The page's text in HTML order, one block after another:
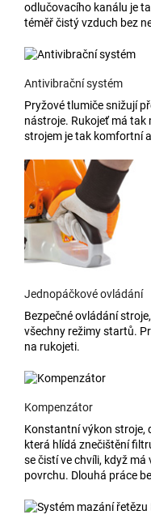
odlučovacího kanálu je
téměř čistý vzduch bez
Antivibrační systém
Pryžové tlumiče snižují
nástroje. Rukojeť má tak
strojem je tak komfortní
Jednopáčkové ovládání
Bezpečné ovládání
všechny režimy startů.
na rukojeti.
Kompenzátor
Konstantní výkon stroje,
která hlídá znečištění
se čistí ve chvíli, když
povrchu. Dlouhá práce